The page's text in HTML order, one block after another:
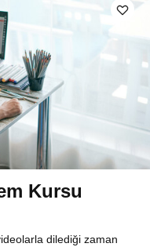
Kursu
dilediği zaman